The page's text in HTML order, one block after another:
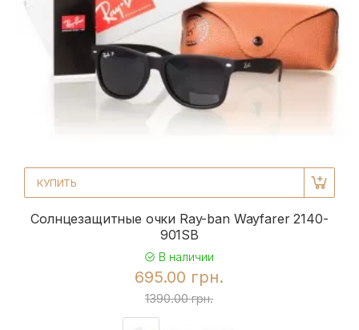
КУПИТЬ
Солнцезащитные очки Ray-ban Wayfarer 2140-
901SB
В наличии
695.00 грн.
1390.00 грн.